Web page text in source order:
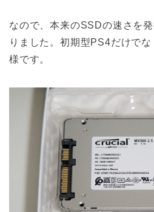
なので、本来のSSDの速さを
りました。初期型PS4だけで
様です。